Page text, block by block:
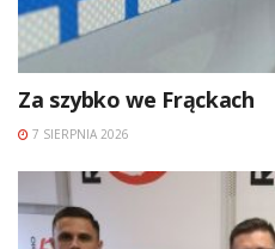
Za szybko we Frąckach
7 SIERPNIA 2026